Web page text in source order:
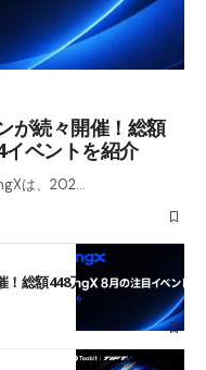
が続々開催！総額
ベントを紹介
は、202…
！総額448万USDT超のAIバ